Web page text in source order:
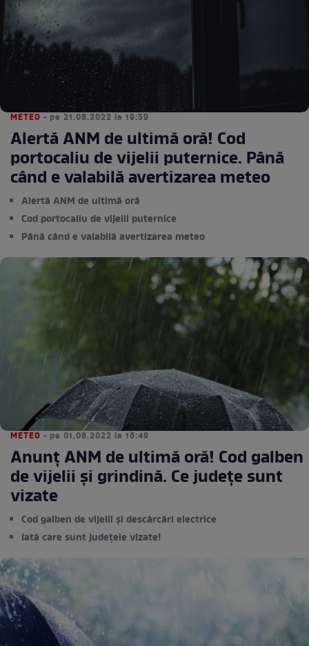
METEO • pe 21.08.2022 la 19:59
Alertă ANM de ultimă oră! Cod
portocaliu de vijelii puternice. Până
când e valabilă avertizarea meteo
Alertă ANM de ultimă oră
Cod portocaliu de vijelii puternice
Până când e valabilă avertizarea meteo
METEO • pe 01.08.2022 la 16:49
Anunț ANM de ultimă oră! Cod galben
de vijelii și grindină. Ce județe sunt
vizate
Cod galben de vijelii și descărcări electrice
Iată care sunt județele vizate!